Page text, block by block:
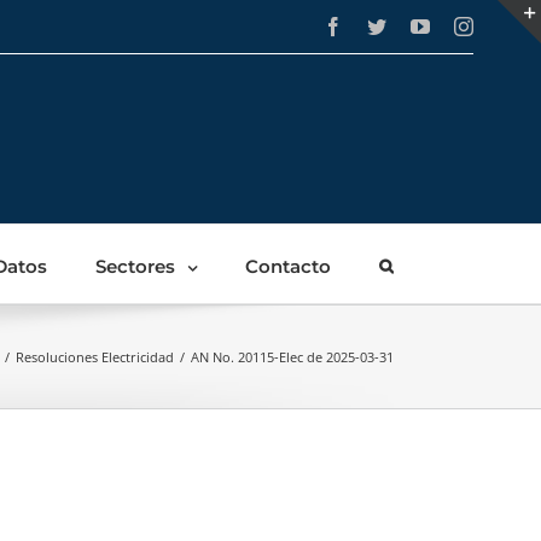
Facebook
TwitterYouTube
Sectores Contacto
/ Resoluciones Electricidad / AN No. 20115-Elec de 2025-03-31